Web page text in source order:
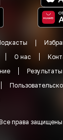
О нас
права защищены